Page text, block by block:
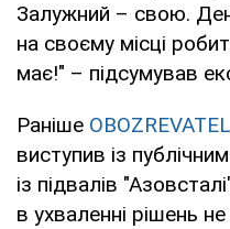
Залужний – свою.
на своєму місці
має!" – підсумував
Раніше OBOZREVATEL
виступив із
із підвалів
в ухваленні рішень